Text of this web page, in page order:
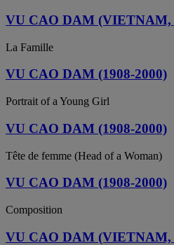
VU CAO DAM (VIETNAM,
La Famille
VU CAO DAM (1908-2000)
Portrait of a Young Girl
VU CAO DAM (1908-2000)
Tête de femme (Head of a Woman)
VU CAO DAM (1908-2000)
Composition
VU CAO DAM (VIETNAM,